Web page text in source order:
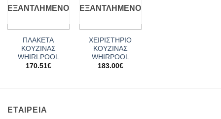
ΕΞΑΝΤΛΗΜΈΝΟ
ΠΛΑΚΕΤΑ
ΚΟΥΖΙΝΑΣ
WHIRLPOOL
170.51€
ΕΞΑΝΤΛΗΜΈΝΟ
ΧΕΙΡΙΣΤΗΡΙΟ
ΚΟΥΖΙΝΑΣ
WHIRPOOL
183.00€
ΕΤΑΙΡΕΙΑ